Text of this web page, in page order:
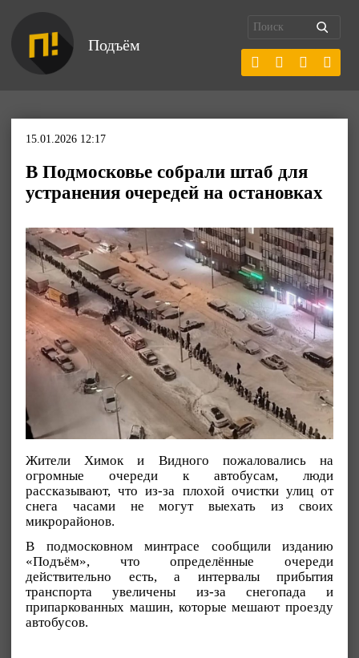
Подъём
15.01.2026 12:17
В Подмосковье собрали штаб для
устранения очередей на остановках
Жители Химок и Видного пожаловались на
огромные очереди к автобусам, люди
рассказывают, что из-за плохой очистки улиц от
снега часами не могут выехать из своих
микрорайонов.
В подмосковном минтрасе сообщили изданию
«Подъём», что определённые очереди
действительно есть, а интервалы прибытия
транспорта увеличены из-за снегопада и
припаркованных машин, которые мешают проезду
автобусов.